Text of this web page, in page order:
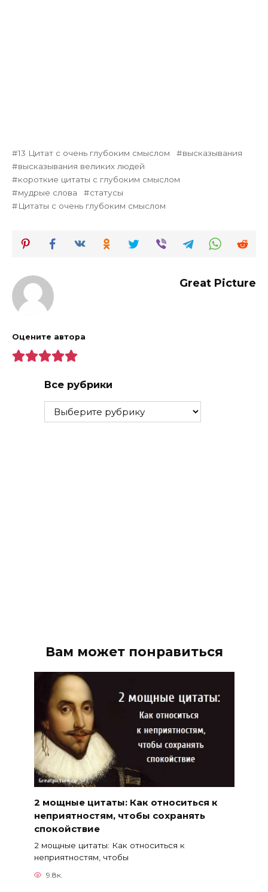
13 Цитат с очень глубоким смыслом
высказывания
высказывания великих людей
короткие цитаты с глубоким смыслом
мудрые слова
статусы
Цитаты с очень глубоким смыслом
Great Picture
Оцените автора
Все рубрики
Все
рубрики
Вам может понравиться
2 мощные цитаты: Как относиться к
неприятностям, чтобы сохранять
спокойствие
2 мощные цитаты: Как относиться к
неприятностям, чтобы
9.8к.